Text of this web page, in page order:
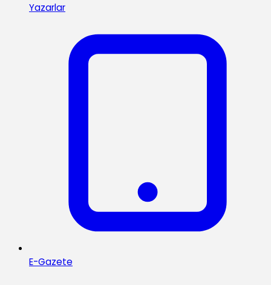
Yazarlar
E-Gazete